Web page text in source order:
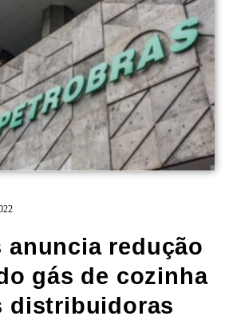
anuncia redução
gás de cozinha
distribuidoras